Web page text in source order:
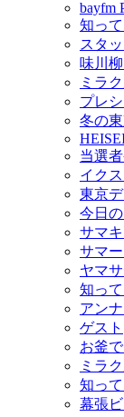
bayfm
知っ
スタ
味川
ミラ
プレ
冬の
当選
イク
東京
今日
サマ
サマ
ヤマ
知っ
アン
ゲスト
お釜
ミラ
知っ
幕張